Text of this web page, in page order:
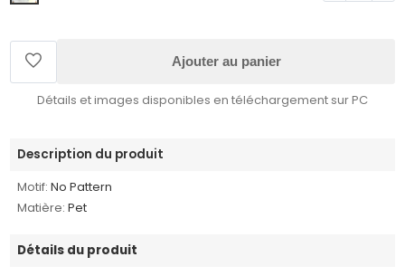
Ajouter au panier
Détails et images disponibles en téléchargement sur PC
Description du produit
Motif: No Pattern
Matière: Pet
Détails du produit